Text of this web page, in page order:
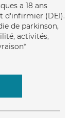
a 18 ans
d'infirmier (DEI).
de parkinson,
activités,